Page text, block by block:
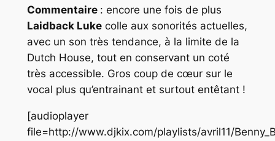
Commentaire : encore une fois de plus
Laidback Lukecolle aux sonorités actuelles,
avec un son très tendance, à la limite de la
Dutch House, tout en conservant un coté
très accessible. Gros coup de cœur sur le
vocal plus qu’entrainant et surtout entêtant !
[audioplayer
file=http://www.djkix.com/playlists/avril11/